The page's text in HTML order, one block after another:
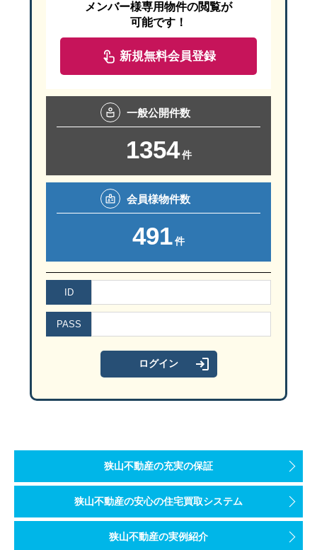
メンバー様専用物件の閲覧が
可能です！
新規無料会員登録
一般公開件数
1354 件
会員様物件数
491件
ID
PASS
狭山不動産の充実の保証
狭山不動産の安心の住宅買取システム
狭山不動産の実例紹介